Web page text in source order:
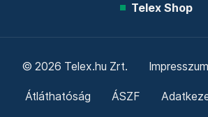
Telex Shop
© 2026 Telex.hu Zrt. Impresszum
Átláthatóság ÁSZF